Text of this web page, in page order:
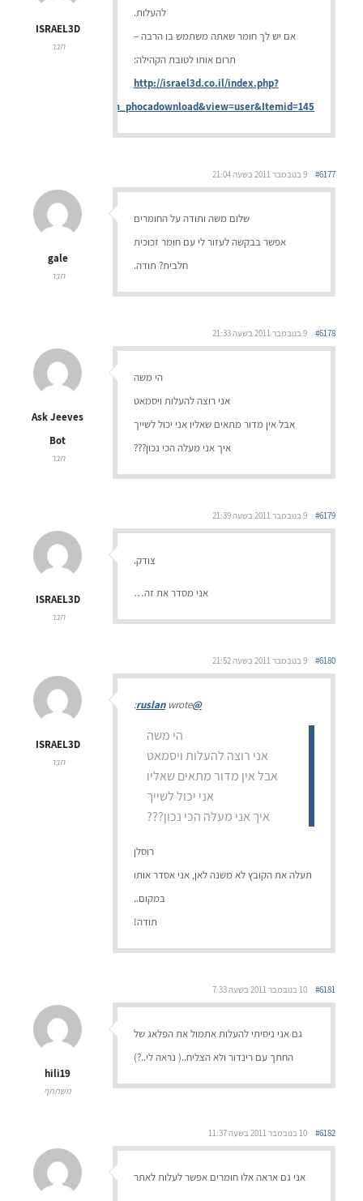
ISRAEL3D
חבר
להעלות.
אם יש לך חומר שאתה משתמש בו הרבה –
תרום אותו לטובת הקהילה:
http://israel3d.co.il/index.php?
option=com_phocadownload&view=user&Itemid=145
9 בנובמבר 2011 בשעה 21:04 #6177
gale
חבר
שלום משה ותודה על החומרים
אפשר בבקשה לעזור לי עם חומר זכוכית
חלבית? תודה.
9 בנובמבר 2011 בשעה 21:33 #6178
Ask Jeeves
Bot
חבר
הי משה
אני רוצה להעלות ויסמאט
אבל אין מדור מתאים שאליו אני יכול לשייך
איך אני מעלה הכי נכון???
9 בנובמבר 2011 בשעה 21:39 #6179
ISRAEL3D
חבר
צודק.
אני מסדר את זה…
9 בנובמבר 2011 בשעה 21:52 #6180
ISRAEL3D
חבר
@ruslan
wrote:
הי משה
אני רוצה להעלות ויסמאט
אבל אין מדור מתאים שאליו
אני יכול לשייך
איך אני מעלה הכי נכון???
רוסלן
תעלה את הקובץ לא משנה לאן, אני אסדר אותו
במקום..
תודה!
10 בנובמבר 2011 בשעה 7:33 #6181
hili19
משתתף
גם אני ניסיתי להעלות אתמול את הפלאג של
החתך עם רינדור ולא הצליח..( נראה לי..?)
10 בנובמבר 2011 בשעה 11:37 #6182
אני גם אראה אלו חומרים אפשר לעלות לאתר